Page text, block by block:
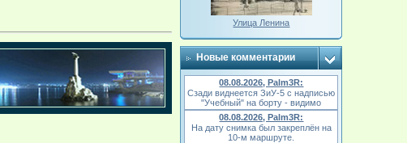
Улица Ленина
Новые комментарии
08.08.2026, Palm3R:
Сзади виднеется ЗиУ-5 с надписью
"Учебный" на борту - видимо
08.08.2026, Palm3R:
На дату снимка был закреплён на
10-м маршруте.